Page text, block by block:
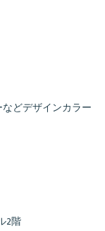
どデザインカラー
2階